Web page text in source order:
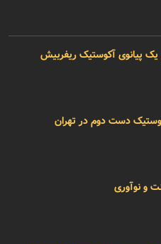
پیانوی آکوستیک ریفربیش
دست دوم در تهران
و نوآوری